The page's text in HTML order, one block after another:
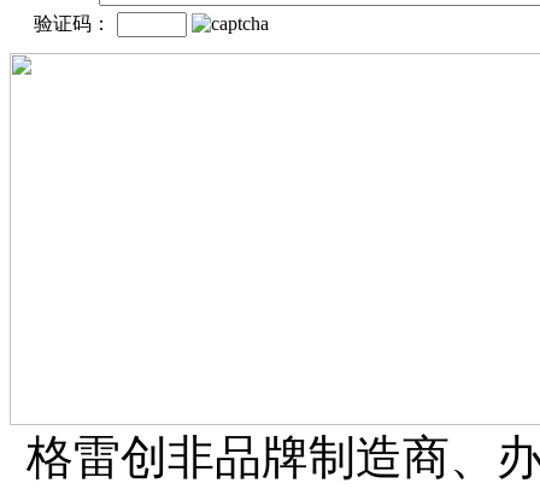
验证码：
格雷创非品牌制造商、